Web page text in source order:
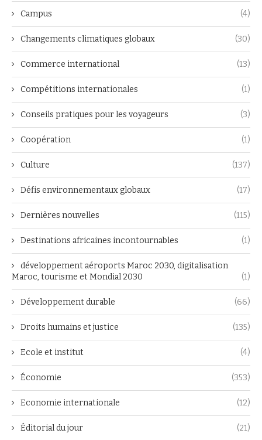
Campus (4)
Changements climatiques globaux (30)
Commerce international (13)
Compétitions internationales (1)
Conseils pratiques pour les voyageurs (3)
Coopération (1)
Culture (137)
Défis environnementaux globaux (17)
Dernières nouvelles (115)
Destinations africaines incontournables (1)
développement aéroports Maroc 2030, digitalisation
Maroc, tourisme et Mondial 2030
(1)
Développement durable (66)
Droits humains et justice (135)
Ecole et institut (4)
Économie (353)
Economie internationale (12)
Éditorial du jour (21)